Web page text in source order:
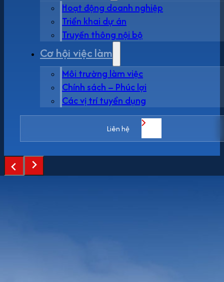
Hoạt động doanh nghiệp
Triển khai dự án
Truyền thông nội bộ
Cơ hội việc làm
Môi trường làm việc
Chính sách – Phúc lợi
Các vị trí tuyển dụng
Liên hệ